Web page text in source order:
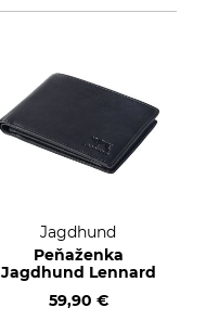
Jagdhund
Peňaženka
Jagdhund Lennard
59,90 €